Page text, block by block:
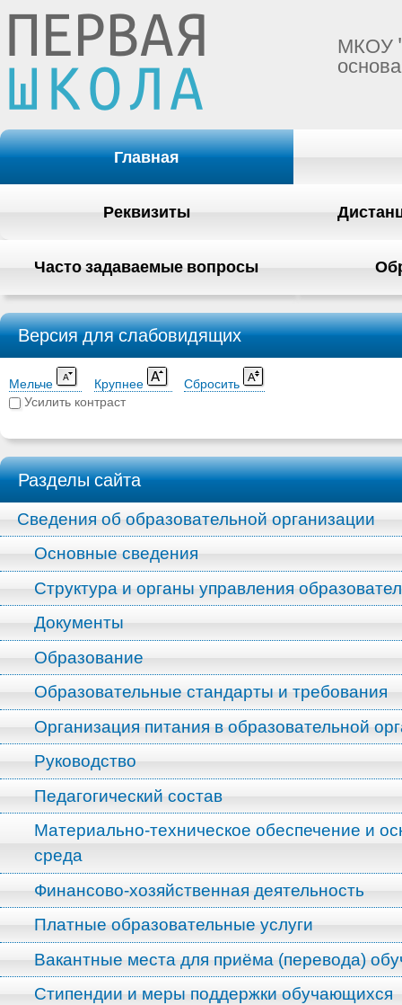
МКОУ
Главная
Реквизиты
Часто задаваемые вопросы
Версия для слабовидящих
Мельче Крупнее
Сбросить
Усилить контраст
Разделы сайта
Сведения об образовательной организации
Основные сведения
Структура и органы управления
Документы
Образование
Образовательные стандарты и требования
Организация питания в образовательной
Руководство
Педагогический состав
Материально-техническое обеспечение и
среда
Финансово-хозяйственная деятельность
Платные образовательные услуги
Вакантные места для приёма (перевода)
Стипендии и меры поддержки обучающихся